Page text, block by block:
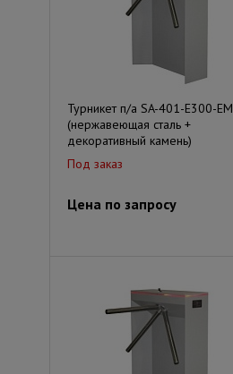
Турникет п/а SA-401-Е300-EM
(нержавеющая сталь +
декоративный камень)
Под заказ
Цена по запросу